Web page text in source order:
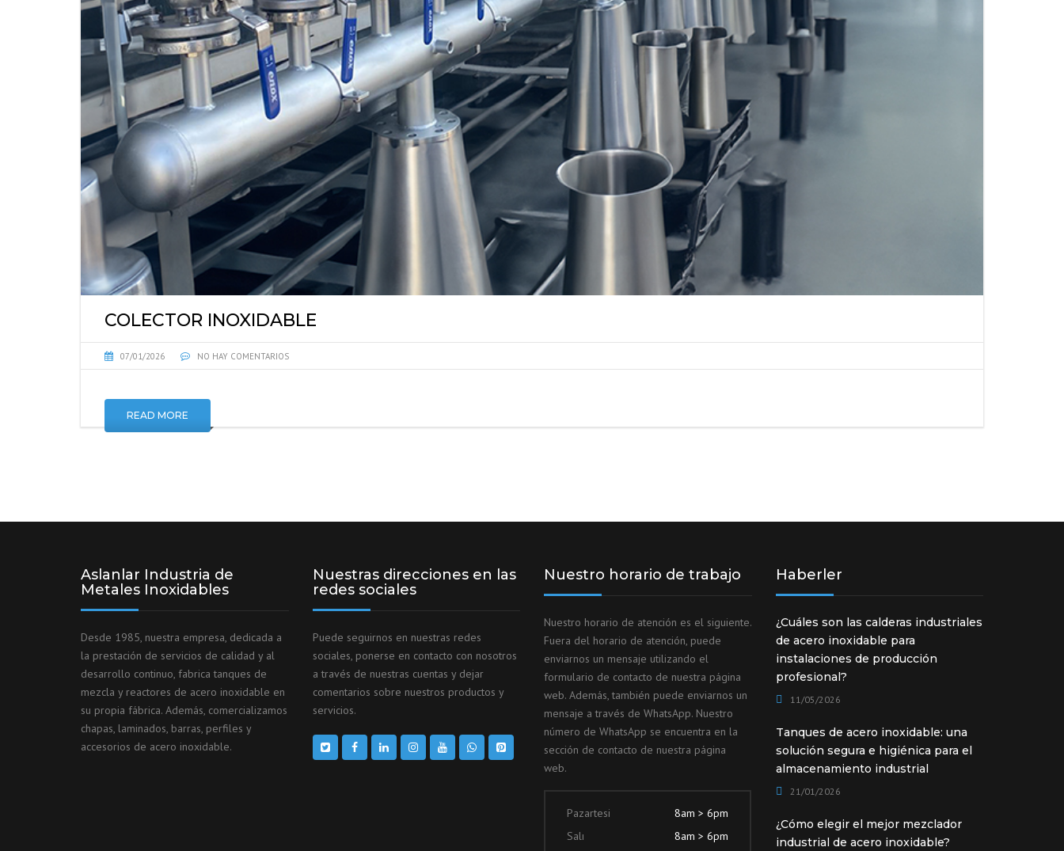
COLECTOR INOXIDABLE
07/01/2026 NO HAY COMENTARIOS
READ MORE
Aslanlar Industria de
Metales Inoxidables
Desde 1985, nuestra empresa, dedicada a
la prestación de servicios de calidad y al
desarrollo continuo, fabrica tanques de
mezcla y reactores de acero inoxidable en
su propia fábrica. Además, comercializamos
chapas, laminados, barras, perfiles y
accesorios de acero inoxidable.
Nuestras direcciones en las
redes sociales
Puede seguirnos en nuestras redes
sociales, ponerse en contacto con nosotros
a través de nuestras cuentas y dejar
comentarios sobre nuestros productos y
servicios.
Nuestro horario de trabajo
Nuestro horario de atención es el siguiente.
Fuera del horario de atención, puede
enviarnos un mensaje utilizando el
formulario de contacto de nuestra página
web. Además, también puede enviarnos un
mensaje a través de WhatsApp. Nuestro
número de WhatsApp se encuentra en la
sección de contacto de nuestra página
web.
Pazartesi
8am > 6pm
Salı
8am > 6pm
Haberler
¿Cuáles son las calderas industriales
de acero inoxidable para
instalaciones de producción
profesional?
11/05/2026
Tanques de acero inoxidable: una
solución segura e higiénica para el
almacenamiento industrial
21/01/2026
¿Cómo elegir el mejor mezclador
industrial de acero inoxidable?